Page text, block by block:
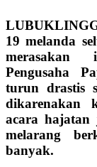
19 melanda
merasakan
Pengusaha
turun drastis
dikarenakan
acara hajatan
melarang
banyak.